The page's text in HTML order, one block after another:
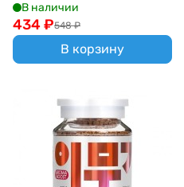
В наличии
548 ₽
434₽
В корзину